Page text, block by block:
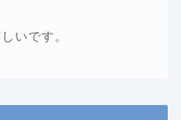
いです。